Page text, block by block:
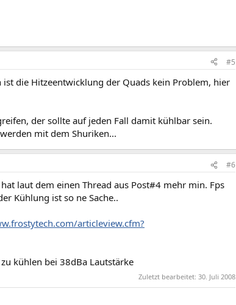
#5
die Hitzeentwicklung der Quads kein Problem, hier
der sollte auf jeden Fall damit kühlbar sein.
mit dem Shuriken...
#6
laut dem einen Thread aus Post#4 mehr min. Fps
Kühlung ist so ne Sache..
articleview.cfm?
kühlen bei 38dBa Lautstärke
Zuletzt bearbeitet: 30. Juli 2008